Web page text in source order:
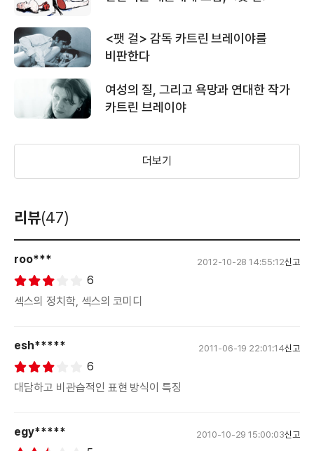
<팻 걸> 감독 카트린 브레이야를
비판한다
여성의 질, 그리고 욕망과 연대한 작가
카트린 브레이야
더보기
리뷰(47)
roo*** 2012-10-28 14:55:12신고
6
섹스의 정치학, 섹스의 코미디
esh***** 2011-06-19 22:01:14신고
6
대담하고 비관습적인 표현 방식이 특징
egy***** 2010-10-29 15:00:03신고